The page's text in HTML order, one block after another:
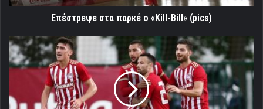
Επέστρεψε στα παρκέ ο «Kill-Bill» (pics)
Θρύλος
-
Τούρμπο!